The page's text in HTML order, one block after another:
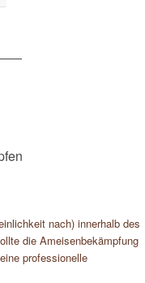
nach) innerhalb des
die Ameisenbekämpfung
professionelle